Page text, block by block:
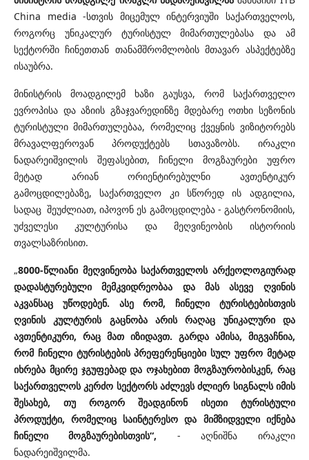
China media -სთვის მიცემულ ინტერვიუში საქართველოს,
როგორც უნიკალურ ტურისტულ მიმართულებასა და ამ
სექტორში ჩინეთთან თანამშრომლობის მთავარ ასპექტებზე
ისაუბრა.
მინისტრის მოადგილემ ხაზი გაუსვა, რომ საქართველო
ევროპისა და აზიის გზაჯვარედინზე მდებარე ოთხი სეზონის
ტურისტული მიმართულებაა, რომელიც ქვეყნის ვიზიტორებს
მრავალფეროვან პროდუქტებს სთავაზობს. ირაკლი
ნადარეიშვილის შეფასებით, ჩინელი მოგზაურები უფრო
მეტად არიან ორიენტირებულნი ავთენტიკურ
გამოცდილებაზე, საქართველო კი სწორედ ის ადგილია,
სადაც შეუძლიათ, იპოვონ ეს გამოცდილება - გასტრონომიის,
უძველესი კულტურისა და მეღვინეობის ისტორიის
თვალსაზრისით.
„8000-წლიანი მეღვინეობა საქართველოს არქეოლოგიურად
დადასტურებული მემკვიდრეობაა და მას ასევე ღვინის
აკვანსაც უწოდებენ. ასე რომ, ჩინელი ტურისტებისთვის
ღვინის კულტურის გაცნობა არის რაღაც უნიკალური და
ავთენტიკური, რაც მათ იზიდავთ. გარდა ამისა, მიგვაჩნია,
რომ ჩინელი ტურისტების პრეფერენციები სულ უფრო მეტად
იხრება მცირე ჯგუფებად და ოჯახებით მოგზაურობისკენ, რაც
საქართველოს კერძო სექტორს აძლევს ძლიერ სიგნალს იმის
შესახებ, თუ როგორ შეადგინონ ისეთი ტურისტული
პროდუქტი, რომელიც საინტერესო და მიმზიდველი იქნება
ჩინელი მოგზაურებისთვის“, - აღნიშნა ირაკლი
ნადარეიშვილმა.